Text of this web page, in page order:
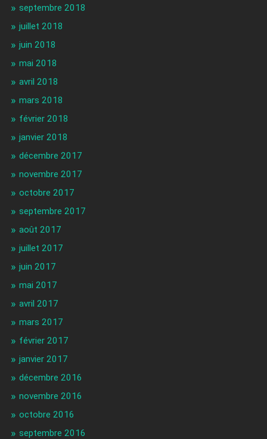
septembre 2018
juillet 2018
juin 2018
mai 2018
avril 2018
mars 2018
février 2018
janvier 2018
décembre 2017
novembre 2017
octobre 2017
septembre 2017
août 2017
juillet 2017
juin 2017
mai 2017
avril 2017
mars 2017
février 2017
janvier 2017
décembre 2016
novembre 2016
octobre 2016
septembre 2016